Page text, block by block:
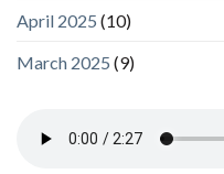
April 2025 (10)
March 2025 (9)